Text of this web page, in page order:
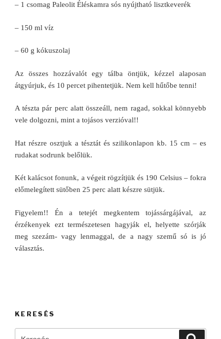
– 1 csomag Paleolit Éléskamra sós nyújtható lisztkeverék
– 150 ml víz
– 60 g kókuszolaj
Az összes hozzávalót egy tálba öntjük, kézzel alaposan
átgyúrjuk, és 10 percet pihentetjük. Nem kell hűtőbe tenni!
A tészta pár perc alatt összeáll, nem ragad, sokkal könnyebb
vele dolgozni, mint a tojásos verzióval!!
Hat részre osztjuk a tésztát és szilikonlapon kb. 15 cm – es
rudakat sodrunk belőlük.
Két kalácsot fonunk, a végeit rögzítjük és 190 Celsius – fokra
előmelegített sütőben 25 perc alatt készre sütjük.
Figyelem!! Én a tetejét megkentem tojássárgájával, az
érzékenyek ezt természetesen hagyják el, helyette szórják
meg szezám- vagy lenmaggal, de a nagy szemű só is jó
választás.
KERESÉS